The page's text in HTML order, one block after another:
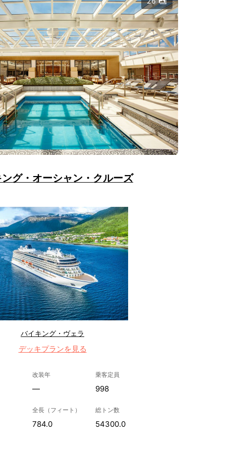
グ・オーシャン・クルーズ
バイキング・ヴェラ
デッキプランを見る
改装年
—
乗客定員
998
全長（フィート）
784.0
総トン数
54300.0